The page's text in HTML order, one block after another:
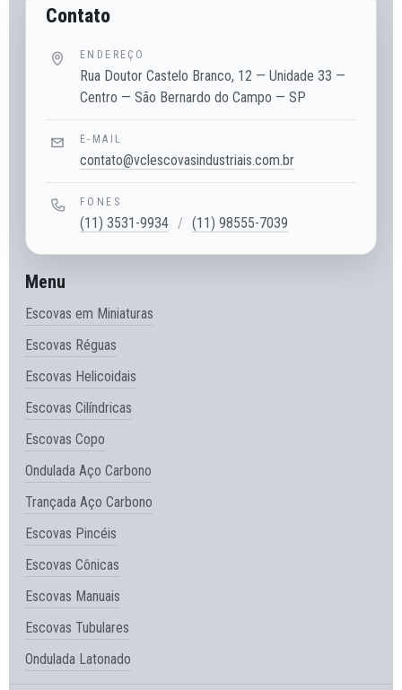
Menu
Escovas em Miniaturas
Escovas Réguas
Escovas Helicoidais
Escovas Cilíndricas
Escovas Copo
Ondulada Aço Carbono
Trançada Aço Carbono
Escovas Pincéis
Escovas Cônicas
Escovas Manuais
Escovas Tubulares
Ondulada Latonado
Contato
ENDEREÇO
Rua Doutor Castelo Branco, 12 — Unidade 33 —
Centro — São Bernardo do Campo — SP
E-MAIL
contato@vclescovasindustriais.com.br
FONES
(11) 3531-9934 / (11) 98555-7039